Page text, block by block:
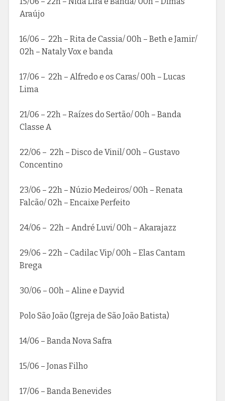
Araújo
16/06 – 22h – Rita de Cassia/ 00h – Beth e Jamir/
02h – Nataly Vox e banda
17/06 – 22h – Alfredo e os Caras/ 00h – Lucas
Lima
21/06 – 22h – Raízes do Sertão/ 00h – Banda
Classe A
22/06 – 22h – Disco de Vinil/ 00h – Gustavo
Concentino
23/06 – 22h – Núzio Medeiros/ 00h – Renata
Falcão/ 02h – Encaixe Perfeito
24/06 – 22h – André Luvi/ 00h – Akarajazz
29/06 – 22h – Cadilac Vip/ 00h – Elas Cantam
Brega
30/06 – 00h – Aline e Dayvid
Polo São João (Igreja de São João Batista)
14/06 – Banda Nova Safra
15/06 – Jonas Filho
17/06 – Banda Benevides